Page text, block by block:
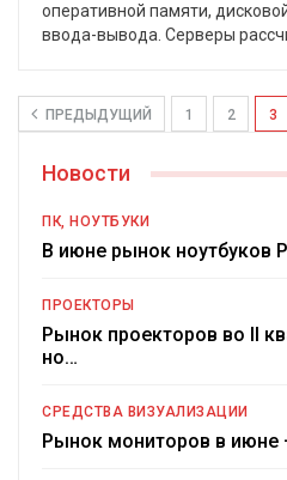
оперативной памяти,
ввода-вывода. Серверы
ПРЕДЫДУЩИЙ 1 2 3
Новости
ПК, НОУТБУКИ
В июне рынок ноутбуков
ПРОЕКТОРЫ
Рынок проекторов во II
но…
СРЕДСТВА ВИЗУАЛИЗАЦИИ
Рынок мониторов в июне